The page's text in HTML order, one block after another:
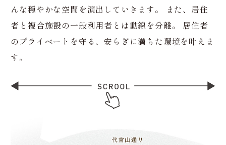
んな穏やかな空間を演出していきます。
また、居住
者と複合施設の一般利用者とは動線を分離。
居住者
のプライベートを守る、安らぎに満ちた環境を叶えま
す。